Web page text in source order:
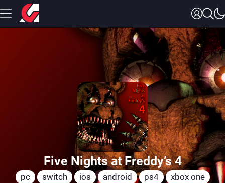
Five Nights at Freddy’s 4
pc switch ios android ps4 xbox one